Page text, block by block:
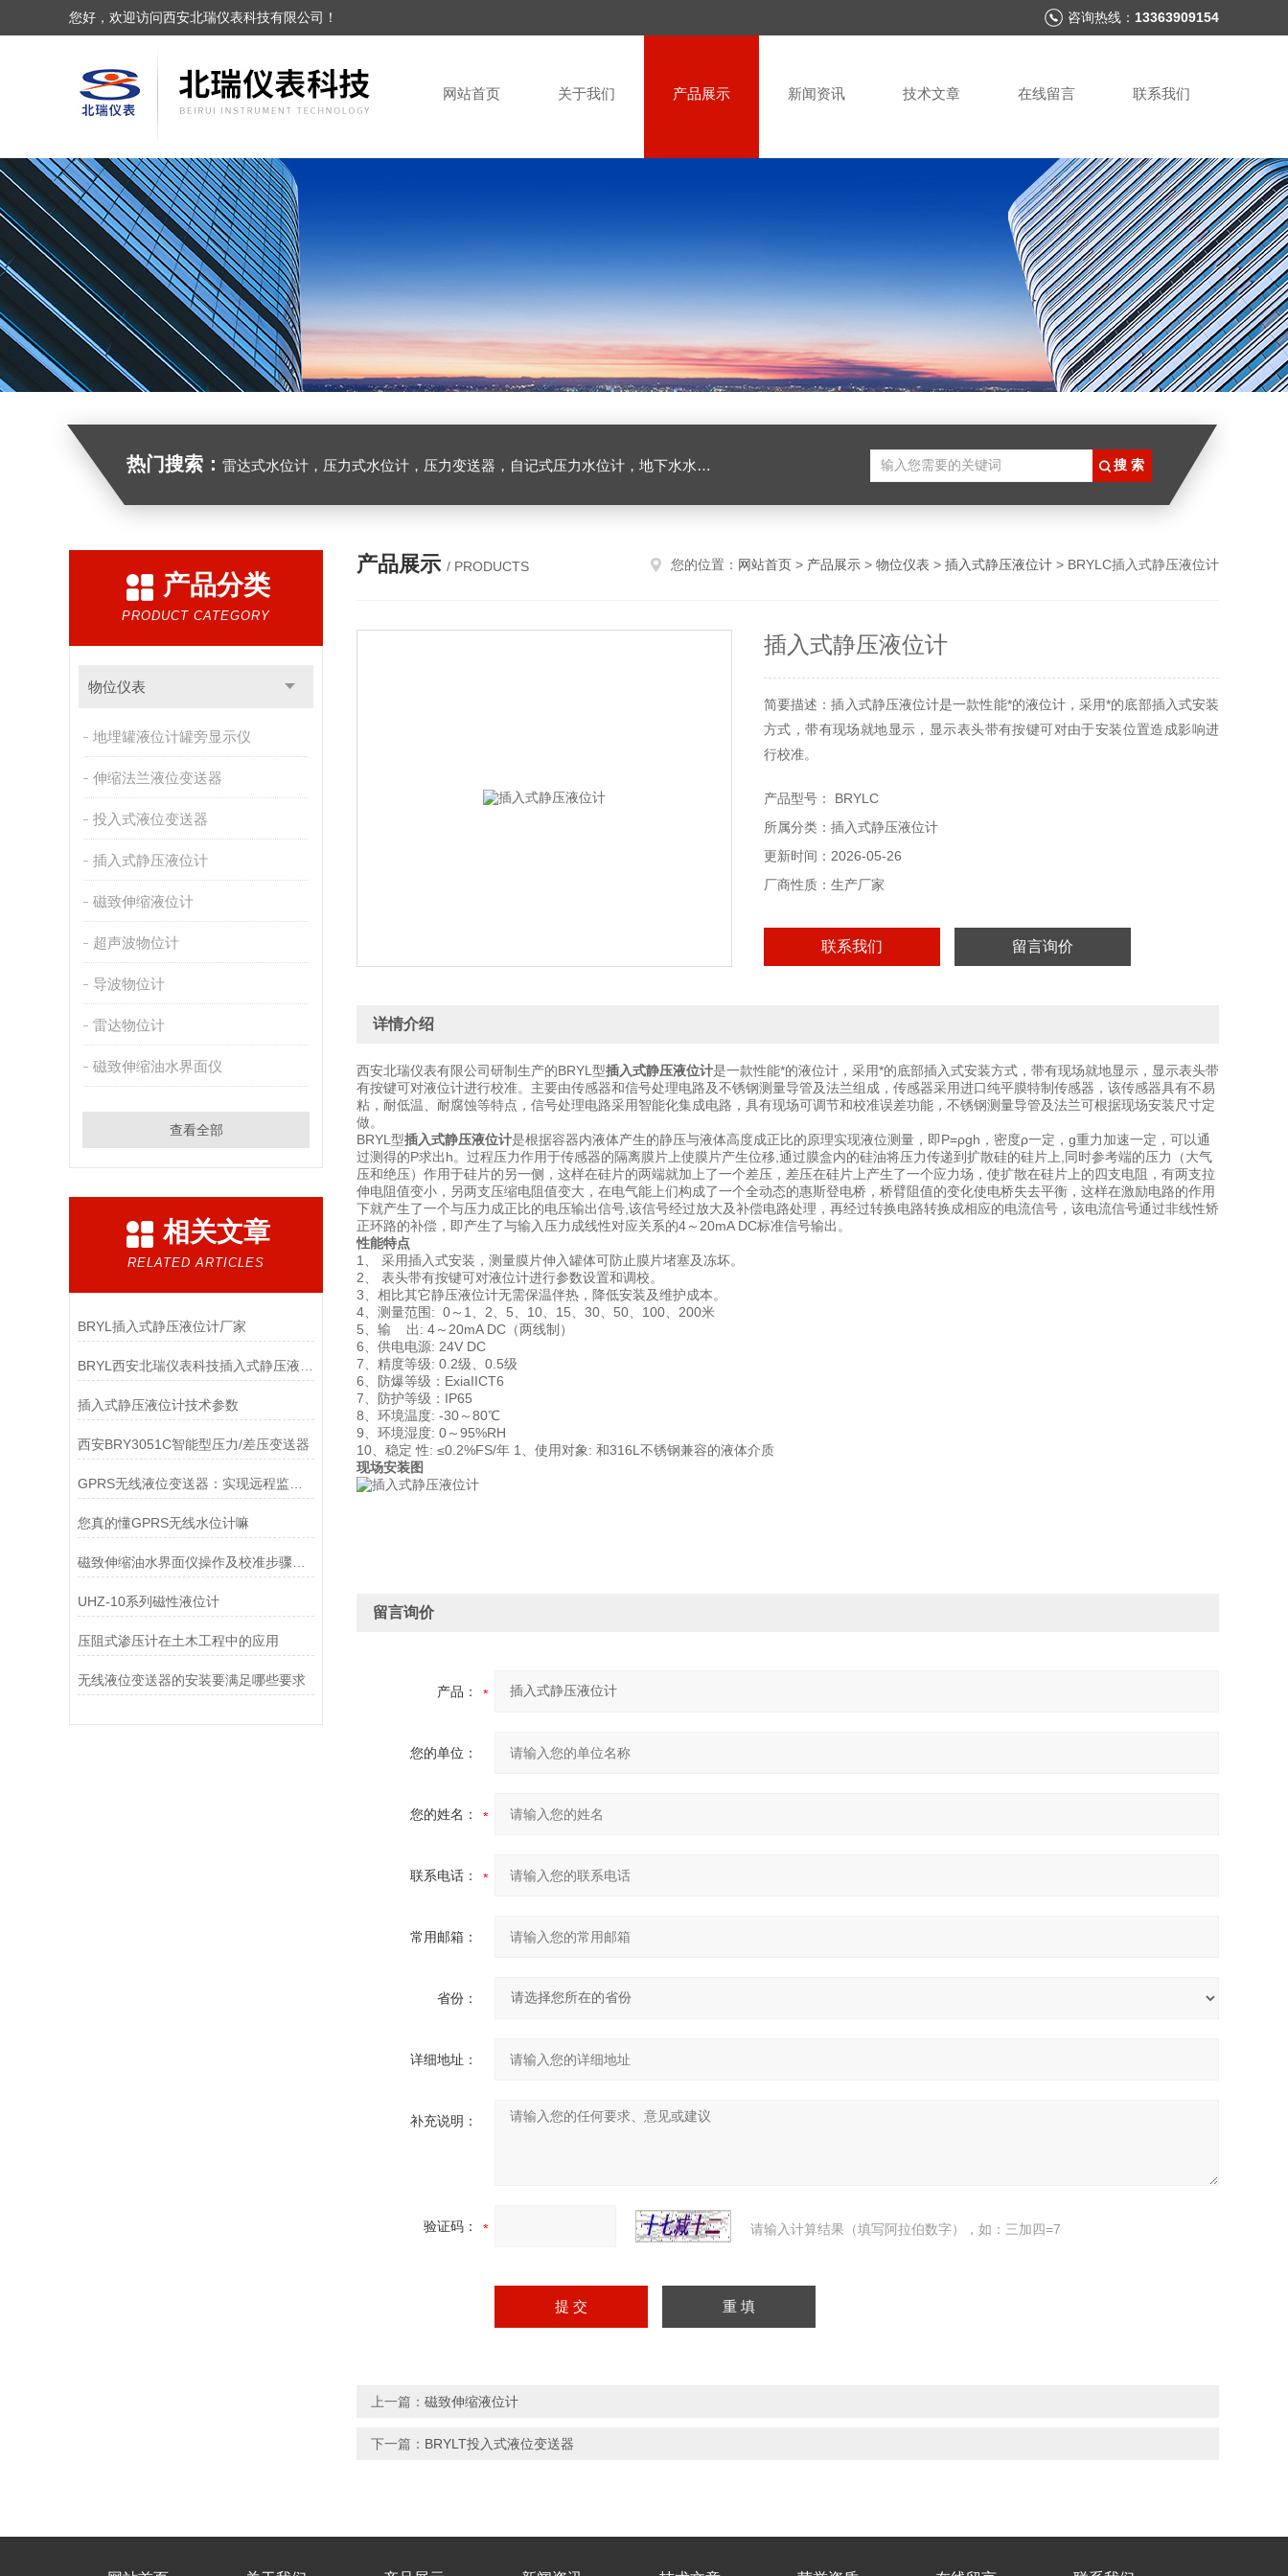
您好，欢迎访问西安北瑞仪表科技有限公司！ 咨询热线： 13363909154
网站首页 关于我们 产品展示 新闻资讯 技术文章 在线留言 联系我们
热门搜索： 雷达式水位计，压力式水位计，压力变送器，自记式压力水位计，地下水水位计
产品分类
PRODUCT CATEGORY
物位仪表
地埋罐液位计罐旁显示仪
伸缩法兰液位变送器
投入式液位变送器
插入式静压液位计
磁致伸缩液位计
超声波物位计
导波物位计
雷达物位计
磁致伸缩油水界面仪
查看全部
相关文章
RELATED ARTICLES
BRYL插入式静压液位计厂家
插入式静压液位计技术参数
西安BRY3051C智能型压力/差压变送器
您真的懂GPRS无线水位计嘛
UHZ-10系列磁性液位计
压阻式渗压计在土木工程中的应用
无线液位变送器的安装要满足哪些要求
产品展示 / PRODUCTS 您的位置： 网站首页 > 产品展示 > 物位仪表 > 插入式静压液位计 > BRYLC插入式静压液位计
插入式静压液位计
简要描述：插入式静压液位计是一款性能*的液位计，采用*的底部插入式安装
方式，带有现场就地显示，显示表头带有按键可对由于安装位置造成影响进
行校准。
产品型号： BRYLC
所属分类：插入式静压液位计
更新时间：2026-05-26
厂商性质：生产厂家
联系我们 留言询价
详情介绍
西安北瑞仪表有限公司研制生产的BRYL型插入式静压液位计是一款性能*的液位计，采用*的底部插入式安装方式，带有现场就地显示，显示表头带
有按键可对液位计进行校准。主要由传感器和信号处理电路及不锈钢测量导管及法兰组成，传感器采用进口纯平膜特制传感器，该传感器具有不易
粘，耐低温、耐腐蚀等特点，信号处理电路采用智能化集成电路，具有现场可调节和校准误差功能，不锈钢测量导管及法兰可根据现场安装尺寸定
做。
BRYL型插入式静压液位计是根据容器内液体产生的静压与液体高度成正比的原理实现液位测量，即P=ρgh，密度ρ一定，g重力加速一定，可以通
过测得的P求出h。过程压力作用于传感器的隔离膜片上使膜片产生位移,通过膜盒内的硅油将压力传递到扩散硅的硅片上,同时参考端的压力（大气
压和绝压）作用于硅片的另一侧，这样在硅片的两端就加上了一个差压，差压在硅片上产生了一个应力场，使扩散在硅片上的四支电阻，有两支拉
伸电阻值变小，另两支压缩电阻值变大，在电气能上们构成了一个全动态的惠斯登电桥，桥臂阻值的变化使电桥失去平衡，这样在激励电路的作用
下就产生了一个与压力成正比的电压输出信号,该信号经过放大及补偿电路处理，再经过转换电路转换成相应的电流信号，该电流信号通过非线性矫
正环路的补偿，即产生了与输入压力成线性对应关系的4～20mA DC标准信号输出。
性能特点
1、 采用插入式安装，测量膜片伸入罐体可防止膜片堵塞及冻坏。
2、 表头带有按键可对液位计进行参数设置和调校。
3、相比其它静压液位计无需保温伴热，降低安装及维护成本。
4、测量范围: 0～1、2、5、10、15、30、50、100、200米
5、输 出: 4～20mA DC（两线制）
6、供电电源: 24V DC
7、精度等级: 0.2级、0.5级
6、防爆等级：ExiaIICT6
7、防护等级：IP65
8、环境温度: -30～80℃
9、环境湿度: 0～95%RH
10、稳定 性: ≤0.2%FS/年 1、使用对象: 和316L不锈钢兼容的液体介质
现场安装图
留言询价
产品：
您的单位：
您的姓名：
联系电话：
常用邮箱：
省份：
详细地址：
补充说明：
验证码： 请输入计算结果（填写阿拉伯数字），如：三加四=7
上一篇： 磁致伸缩液位计
下一篇： BRYLT投入式液位变送器